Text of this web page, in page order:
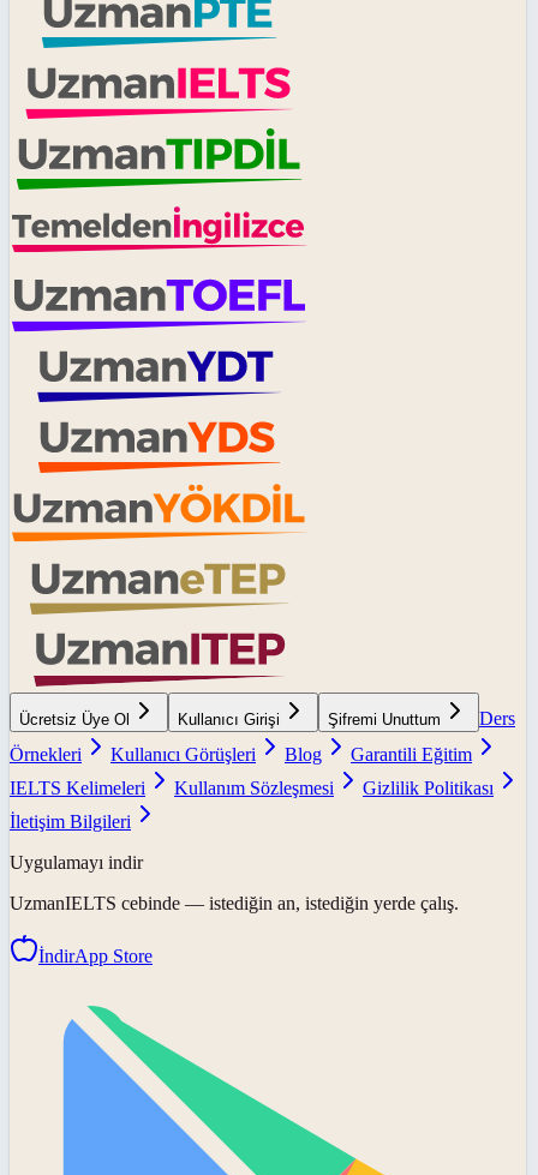
Ücretsiz Üye Ol Kullanıcı Girişi Şifremi Unuttum
Ders
Örnekleri
Kullanıcı Görüşleri Blog
Garantili Eğitim
IELTS Kelimeleri
Kullanım Sözleşmesi
Gizlilik Politikası
İletişim Bilgileri
Uygulamayı indir
UzmanIELTS cebinde — istediğin an, istediğin yerde çalış.
İndirApp Store